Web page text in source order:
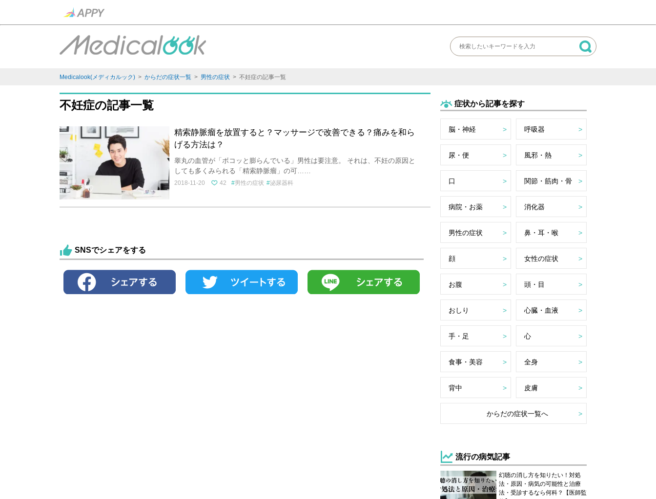
Medicalook(メディカルック) > からだの症状一覧 > 男性の症状 > 不妊症の記事一覧
不妊症の記事一覧
精索静脈瘤を放置すると？マッサージで改善できる？痛みを和ら
げる方法は？
睾丸の血管が「ボコッと膨らんでいる」男性は要注意。 それは、不妊の原因と
しても多くみられる「精索静脈瘤」の可……
2018-11-20 42 男性の症状 泌尿器科
SNSでシェアをする
症状から記事を探す
脳・神経 呼吸器
尿・便 風邪・熱
口 関節・筋肉・骨
病院・お薬 消化器
男性の症状 鼻・耳・喉
顔 女性の症状
お腹 頭・目
おしり 心臓・血液
手・足 心
食事・美容 全身
背中 皮膚
からだの症状一覧へ
流行の病気記事
幻聴の消し方を知りたい！対処
法・原因・病気の可能性と治療
法・受診するなら何科？【医師監